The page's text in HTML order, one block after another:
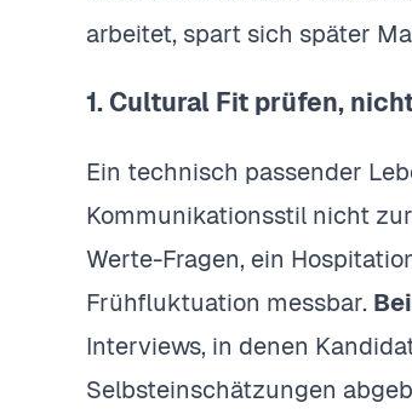
arbeitet, spart sich später
1. Cultural Fit prüfen,
Ein technisch passender
Kommunikationsstil nicht
Werte-Fragen, ein
Frühfluktuation messbar.
Interviews, in denen
Selbsteinschätzungen